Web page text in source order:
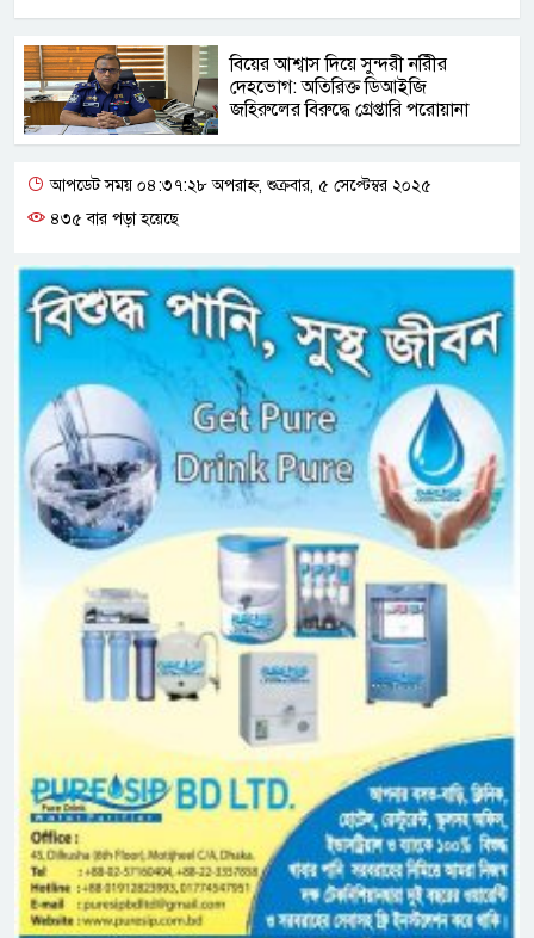
বিয়ের আশ্বাস দিয়ে সুন্দরী নরিীর
দেহভোগ: অতিরিক্ত ডিআইজি
জহিরুলের বিরুদ্ধে গ্রেপ্তারি পরোয়ানা
আপডেট সময় ০৪:৩৭:২৮ অপরাহ্ন, শুক্রবার, ৫ সেপ্টেম্বর ২০২৫
৪৩৫ বার পড়া হয়েছে